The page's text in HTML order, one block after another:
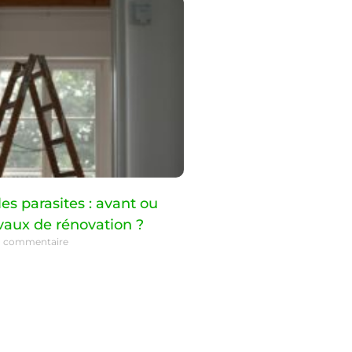
parasites : avant ou
de rénovation ?